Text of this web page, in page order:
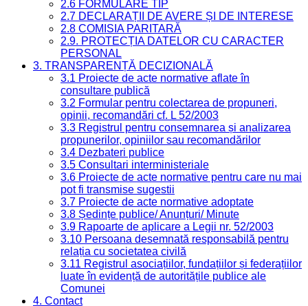
2.6 FORMULARE TIP
2.7 DECLARAȚII DE AVERE ȘI DE INTERESE
2.8 COMISIA PARITARĂ
2.9. PROTECȚIA DATELOR CU CARACTER
PERSONAL
3. TRANSPARENȚĂ DECIZIONALĂ
3.1 Proiecte de acte normative aflate în
consultare publică
3.2 Formular pentru colectarea de propuneri,
opinii, recomandări cf. L 52/2003
3.3 Registrul pentru consemnarea și analizarea
propunerilor, opiniilor sau recomandărilor
3.4 Dezbateri publice
3.5 Consultari interministeriale
3.6 Proiecte de acte normative pentru care nu mai
pot fi transmise sugestii
3.7 Proiecte de acte normative adoptate
3.8 Ședințe publice/ Anunțuri/ Minute
3.9 Rapoarte de aplicare a Legii nr. 52/2003
3.10 Persoana desemnată responsabilă pentru
relația cu societatea civilă
3.11 Registrul asociațiilor, fundațiilor și federațiilor
luate în evidență de autoritățile publice ale
Comunei
4. Contact